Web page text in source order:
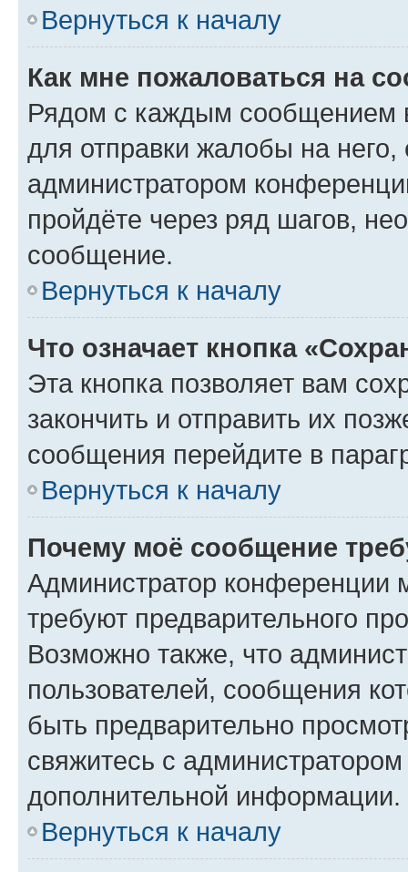
Вернуться к началу
Как мне пожаловаться на
Рядом с каждым сообщением
для отправки жалобы на
администратором
пройдёте через ряд шагов,
сообщение.
Вернуться к началу
Что означает кнопка
Эта кнопка позволяет вам
закончить и отправить их
сообщения перейдите в
Вернуться к началу
Почему моё сообщение
Администратор конференции
требуют предварительного
Возможно также, что
пользователей, сообщения
быть предварительно
свяжитесь с
дополнительной информации.
Вернуться к началу